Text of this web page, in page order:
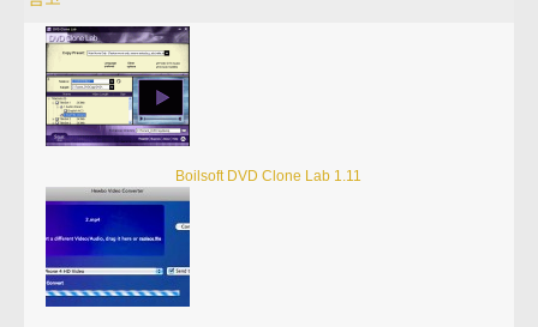
Boilsoft DVD Clone Lab 1.11